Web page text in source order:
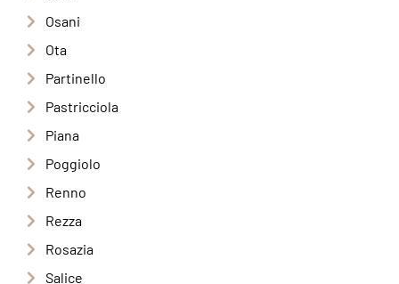
Osani
Ota
Partinello
Pastricciola
Piana
Poggiolo
Renno
Rezza
Rosazia
Salice